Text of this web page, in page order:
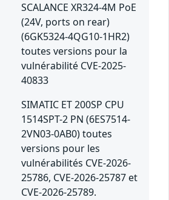
SCALANCE XR324-4M PoE
(24V, ports on rear)
(6GK5324-4QG10-1HR2)
toutes versions pour la
vulnérabilité CVE-2025-
40833
SIMATIC ET 200SP CPU
1514SPT-2 PN (6ES7514-
2VN03-0AB0) toutes
versions pour les
vulnérabilités CVE-2026-
25786, CVE-2026-25787 et
CVE-2026-25789.